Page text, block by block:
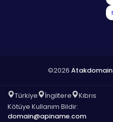
©2026 Atakdomain
Türkiye İngiltere
Kıbrıs
Kötüye Kullanım Bildir:
domain@apiname.com